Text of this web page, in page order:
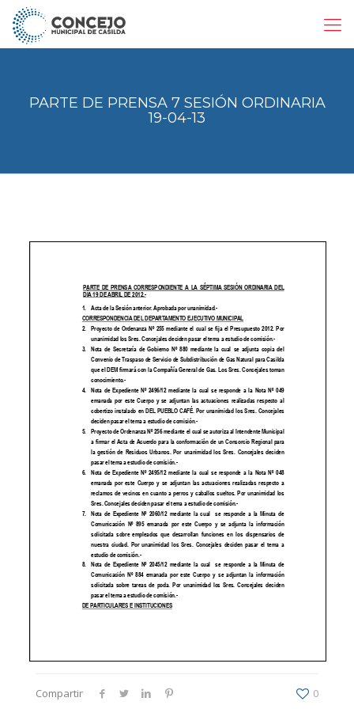
PARTE DE PRENSA 7 SESIÓN ORDINARIA
19-04-13
Compartir 0